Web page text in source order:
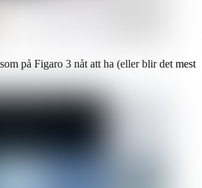
på Figaro 3 nåt att ha (eller blir det mest